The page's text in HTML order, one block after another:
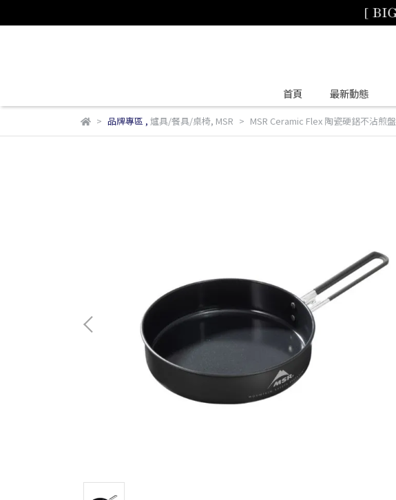
首頁 最新動態
品牌專區 , 爐具/餐具/桌椅, MSR MSR Ceramic Flex 陶瓷硬鋁不沾煎